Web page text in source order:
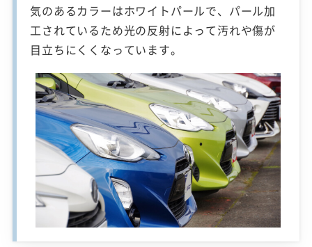
気のあるカラーはホワイトパールで、パール加
工されているため光の反射によって汚れや傷が
目立ちにくくなっています。